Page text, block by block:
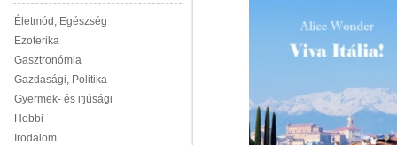
Életmód, Egészség
Ezoterika
Gasztronómia
Gazdasági, Politika
Gyermek- és ifjúsági
Hobbi
Irodalom